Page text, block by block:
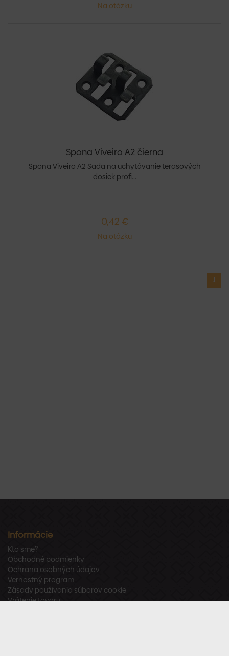
Na otázku
Spona Viveiro A2 čierna
Spona Viveiro A2 Sada na uchytávanie terasových
dosiek profi...
0,42 €
Na otázku
1
Informácie
Kto sme?
Obchodné podmienky
Ochrana osobných údajov
Vernostný program
Zásady používania súborov cookie
Vrátenie tovaru